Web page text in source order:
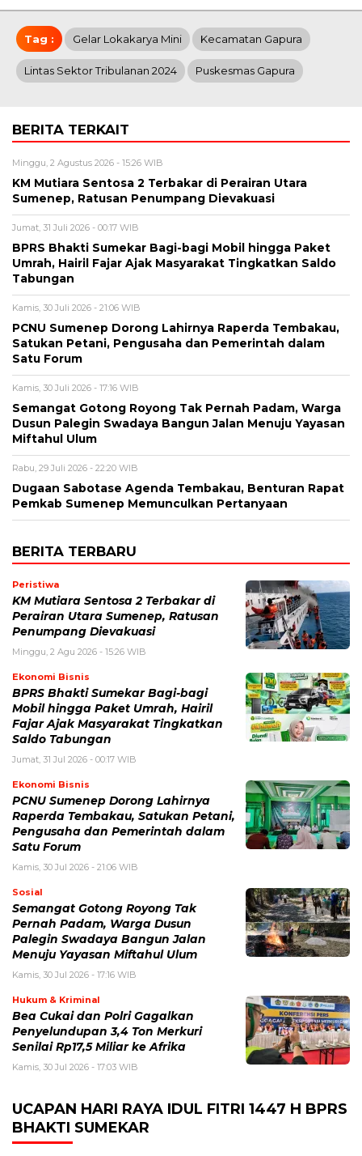
Tag : Gelar Lokakarya Mini Kecamatan Gapura
Lintas Sektor Tribulanan 2024 Puskesmas Gapura
BERITA TERKAIT
Minggu, 2 Agustus 2026 - 15:26 WIB
KM Mutiara Sentosa 2 Terbakar di Perairan Utara
Sumenep, Ratusan Penumpang Dievakuasi
Jumat, 31 Juli 2026 - 00:17 WIB
BPRS Bhakti Sumekar Bagi-bagi Mobil hingga Paket
Umrah, Hairil Fajar Ajak Masyarakat Tingkatkan Saldo
Tabungan
Kamis, 30 Juli 2026 - 21:06 WIB
PCNU Sumenep Dorong Lahirnya Raperda Tembakau,
Satukan Petani, Pengusaha dan Pemerintah dalam
Satu Forum
Kamis, 30 Juli 2026 - 17:16 WIB
Semangat Gotong Royong Tak Pernah Padam, Warga
Dusun Palegin Swadaya Bangun Jalan Menuju Yayasan
Miftahul Ulum
Rabu, 29 Juli 2026 - 22:20 WIB
Dugaan Sabotase Agenda Tembakau, Benturan Rapat
Pemkab Sumenep Memunculkan Pertanyaan
BERITA TERBARU
Peristiwa
KM Mutiara Sentosa 2 Terbakar di
Perairan Utara Sumenep, Ratusan
Penumpang Dievakuasi
Minggu, 2 Agu 2026 - 15:26 WIB
Ekonomi Bisnis
BPRS Bhakti Sumekar Bagi-bagi
Mobil hingga Paket Umrah, Hairil
Fajar Ajak Masyarakat Tingkatkan
Saldo Tabungan
Jumat, 31 Jul 2026 - 00:17 WIB
Ekonomi Bisnis
PCNU Sumenep Dorong Lahirnya
Raperda Tembakau, Satukan Petani,
Pengusaha dan Pemerintah dalam
Satu Forum
Kamis, 30 Jul 2026 - 21:06 WIB
Sosial
Semangat Gotong Royong Tak
Pernah Padam, Warga Dusun
Palegin Swadaya Bangun Jalan
Menuju Yayasan Miftahul Ulum
Kamis, 30 Jul 2026 - 17:16 WIB
Hukum & Kriminal
Bea Cukai dan Polri Gagalkan
Penyelundupan 3,4 Ton Merkuri
Senilai Rp17,5 Miliar ke Afrika
Kamis, 30 Jul 2026 - 17:03 WIB
UCAPAN HARI RAYA IDUL FITRI 1447 H BPRS
BHAKTI SUMEKAR